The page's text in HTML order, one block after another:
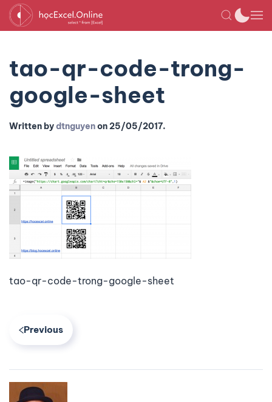
tao-qr-code-trong-
google-sheet
Written bydtnguyenon25/05/2017.
tao-qr-code-trong-google-sheet
Previous